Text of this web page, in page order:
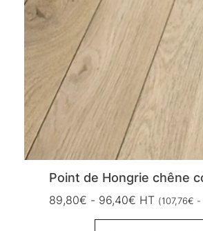
Point de Hongrie chêne
89,80€ - 96,40€ HT (107,76€ -